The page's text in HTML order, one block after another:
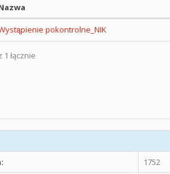
pokontrolne_NIK
łącznie
1752